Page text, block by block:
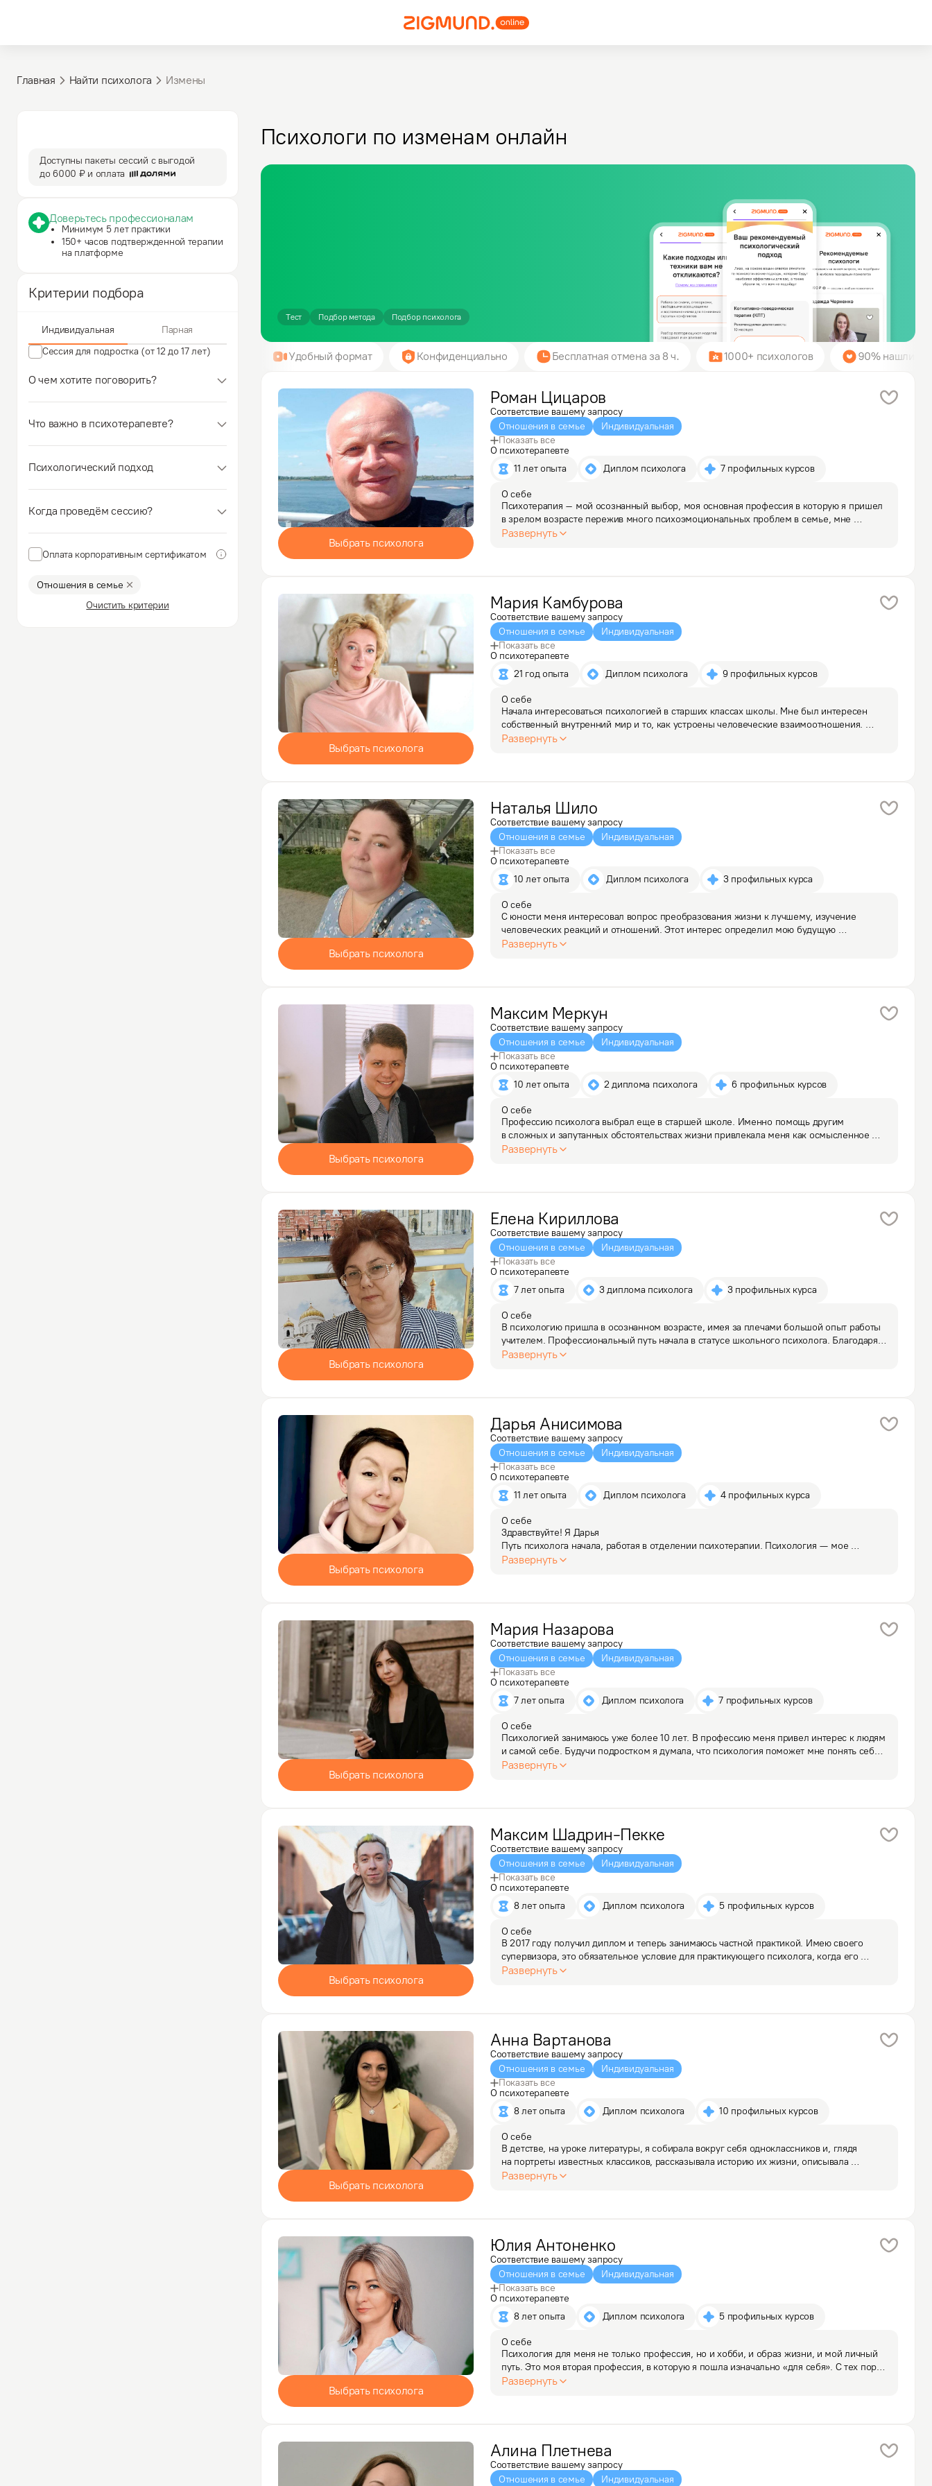
Главная Найти психолога Измены
Доступны пакеты сессий с выгодой
до6000 ₽и оплата
Доверьтесь профессионалам
Минимум 5 лет практики
150+ часов подтвержденной терапии
на платформе
Критерии подбора
Индивидуальная
Парная
Сессия для подростка (от 12 до 17 лет)
О чем хотите поговорить?
Что важно в психотерапевте?
Психологический подход
Когда проведём сессию?
Оплата корпоративным сертификатом
Отношения в семье
Очистить критерии
Психологи по изменам онлайн
Тест Подбор метода Подбор психолога
Удобный формат Конфиденциально Бесплатная отмена за 8 ч. 1000+ психологов 90% нашли
Выбрать психолога
Роман Цицаров
Соответствие вашему запросу
Отношения в семье
Индивидуальная
Показать все
О психотерапевте
11 лет опыта
Диплом психолога 7 профильных курсов
О себе
Психотерапия – мой осознанный выбор, моя основная профессия в которую я пришел
в зрелом возрасте пережив много психоэмоциональных проблем в семье, мне
на собственном опыте известно непонимание и непринятие со стороны близких
Развернуть
Выбрать психолога
Мария Камбурова
Соответствие вашему запросу
Отношения в семье
Индивидуальная
Показать все
О психотерапевте
21 год опыта
Диплом психолога 9 профильных курсов
О себе
Начала интересоваться психологией в старших классах школы. Мне был интересен
собственный внутренний мир и то, как устроены человеческие взаимоотношения.
После учебы в университете работала школьным психологом, потом психологом
Развернуть
Выбрать психолога
Наталья Шило
Соответствие вашему запросу
Отношения в семье
Индивидуальная
Показать все
О психотерапевте
10 лет опыта
Диплом психолога 3 профильных курса
О себе
С юности меня интересовал вопрос преобразования жизни к лучшему, изучение
человеческих реакций и отношений. Этот интерес определил мою будущую
профессию.
Развернуть
Выбрать психолога
Максим Меркун
Соответствие вашему запросу
Отношения в семье
Индивидуальная
Показать все
О психотерапевте
10 лет опыта
2 диплома психолога 6 профильных курсов
О себе
Профессию психолога выбрал еще в старшей школе. Именно помощь другим
в сложных и запутанных обстоятельствах жизни привлекала меня как осмысленное
применение своих способностей, а также дополнительная ценность
Развернуть
Выбрать психолога
Елена Кириллова
Соответствие вашему запросу
Отношения в семье
Индивидуальная
Показать все
О психотерапевте
7 лет опыта
3 диплома психолога 3 профильных курса
О себе
В психологию пришла в осознанном возрасте, имея за плечами большой опыт работы
учителем. Профессиональный путь начала в статусе школьного психолога. Благодаря
этому имею опыт работы с такими чувствами как: стыд, вина, тревога, страх,
Развернуть
Выбрать психолога
Дарья Анисимова
Соответствие вашему запросу
Отношения в семье
Индивидуальная
Показать все
О психотерапевте
11 лет опыта
Диплом психолога 4 профильных курса
О себе
Здравствуйте! Я Дарья
Путь психолога начала, работая в отделении психотерапии. Психология — мое
призвание, потому что выбирала стезю помощи людям раз за разом и не представляю
Развернуть
Выбрать психолога
Мария Назарова
Соответствие вашему запросу
Отношения в семье
Индивидуальная
Показать все
О психотерапевте
7 лет опыта
Диплом психолога 7 профильных курсов
О себе
Психологией занимаюсь уже более 10 лет. В профессию меня привел интерес к людям
и самой себе. Будучи подростком я думала, что психология поможет мне понять себя,
свои эмоции и поступки, поэтому выбор будущей профессии был очевиден —
Развернуть
Выбрать психолога
Максим Шадрин-Пекке
Соответствие вашему запросу
Отношения в семье
Индивидуальная
Показать все
О психотерапевте
8 лет опыта
Диплом психолога 5 профильных курсов
О себе
В 2017 году получил диплом и теперь занимаюсь частной практикой. Имею своего
супервизора, это обязательное условие для практикующего психолога, когда его
работу разбирает другой психолог.
Развернуть
Выбрать психолога
Анна Вартанова
Соответствие вашему запросу
Отношения в семье
Индивидуальная
Показать все
О психотерапевте
8 лет опыта
Диплом психолога 10 профильных курсов
О себе
В детстве, на уроке литературы, я собирала вокруг себя одноклассников и, глядя
на портреты известных классиков, рассказывала историю их жизни, описывала
характер и  настроение. В будущем, это увлечение переросло в любимую профессию.
Развернуть
Выбрать психолога
Юлия Антоненко
Соответствие вашему запросу
Отношения в семье
Индивидуальная
Показать все
О психотерапевте
8 лет опыта
Диплом психолога 5 профильных курсов
О себе
Психология для меня не только профессия, но и хобби, и образ жизни, и мой личный
путь. Это моя вторая профессия, в которую я пошла изначально «для себя». С тех пор
прошло 20 лет, но интерес к психологии только растет.
Развернуть
Алина Плетнева
Соответствие вашему запросу
Отношения в семье
Индивидуальная